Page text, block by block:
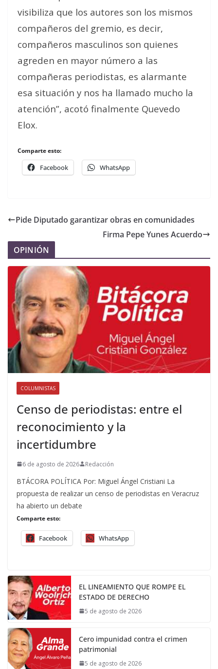
visibiliza que los autores son los mismos
compañeros del gremio, es decir,
compañeros masculinos son quienes
agreden en mayor número a las
compañeras periodistas, es alarmante
esa situación y nos ha llamado mucho la
atención”, acotó finalmente Quevedo
Elox.
Comparte esto:
Facebook WhatsApp
Pide Diputado garantizar obras en comunidades
Firma Pepe Yunes Acuerdo
OPINIÓN
COLUMNISTAS
Censo de periodistas: entre el
reconocimiento y la
incertidumbre
6 de agosto de 2026 Redacción
BTÁCORA POLÍTICA Por: Miguel Ángel Cristiani La
propuesta de realizar un censo de periodistas en Veracruz
ha abierto un debate
Comparte esto:
Facebook WhatsApp
EL LINEAMIENTO QUE ROMPE EL
ESTADO DE DERECHO
5 de agosto de 2026
Cero impunidad contra el crimen
patrimonial
5 de agosto de 2026